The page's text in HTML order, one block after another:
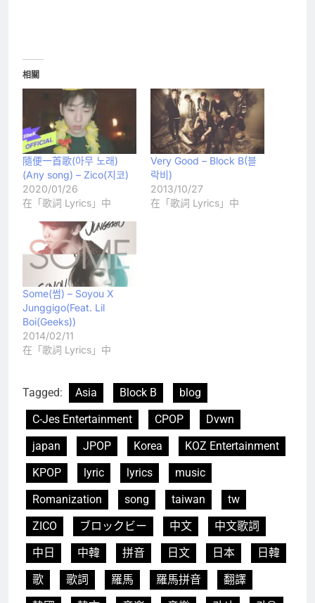
相關
隨便一首歌(아무 노래)
(Any song) – Zico(지코)
2020/01/26
在「歌詞 Lyrics」中
Very Good – Block B(블
락비)
2013/10/27
在「歌詞 Lyrics」中
Some(썸) – Soyou X
Junggigo(Feat. Lil
Boi(Geeks))
2014/02/11
在「歌詞 Lyrics」中
Tagged: Asia Block B
blog
C-Jes Entertainment
CPOP
Dvwn
japan
JPOP Korea
KOZ Entertainment
KPOP
lyric lyrics
music
Romanization
song taiwan
tw
ZICO
ブロックビー 中文
中文歌詞
中日
中韓 拼音 日文 日本
日韓
歌
歌詞 羅馬 羅馬拼音
翻譯